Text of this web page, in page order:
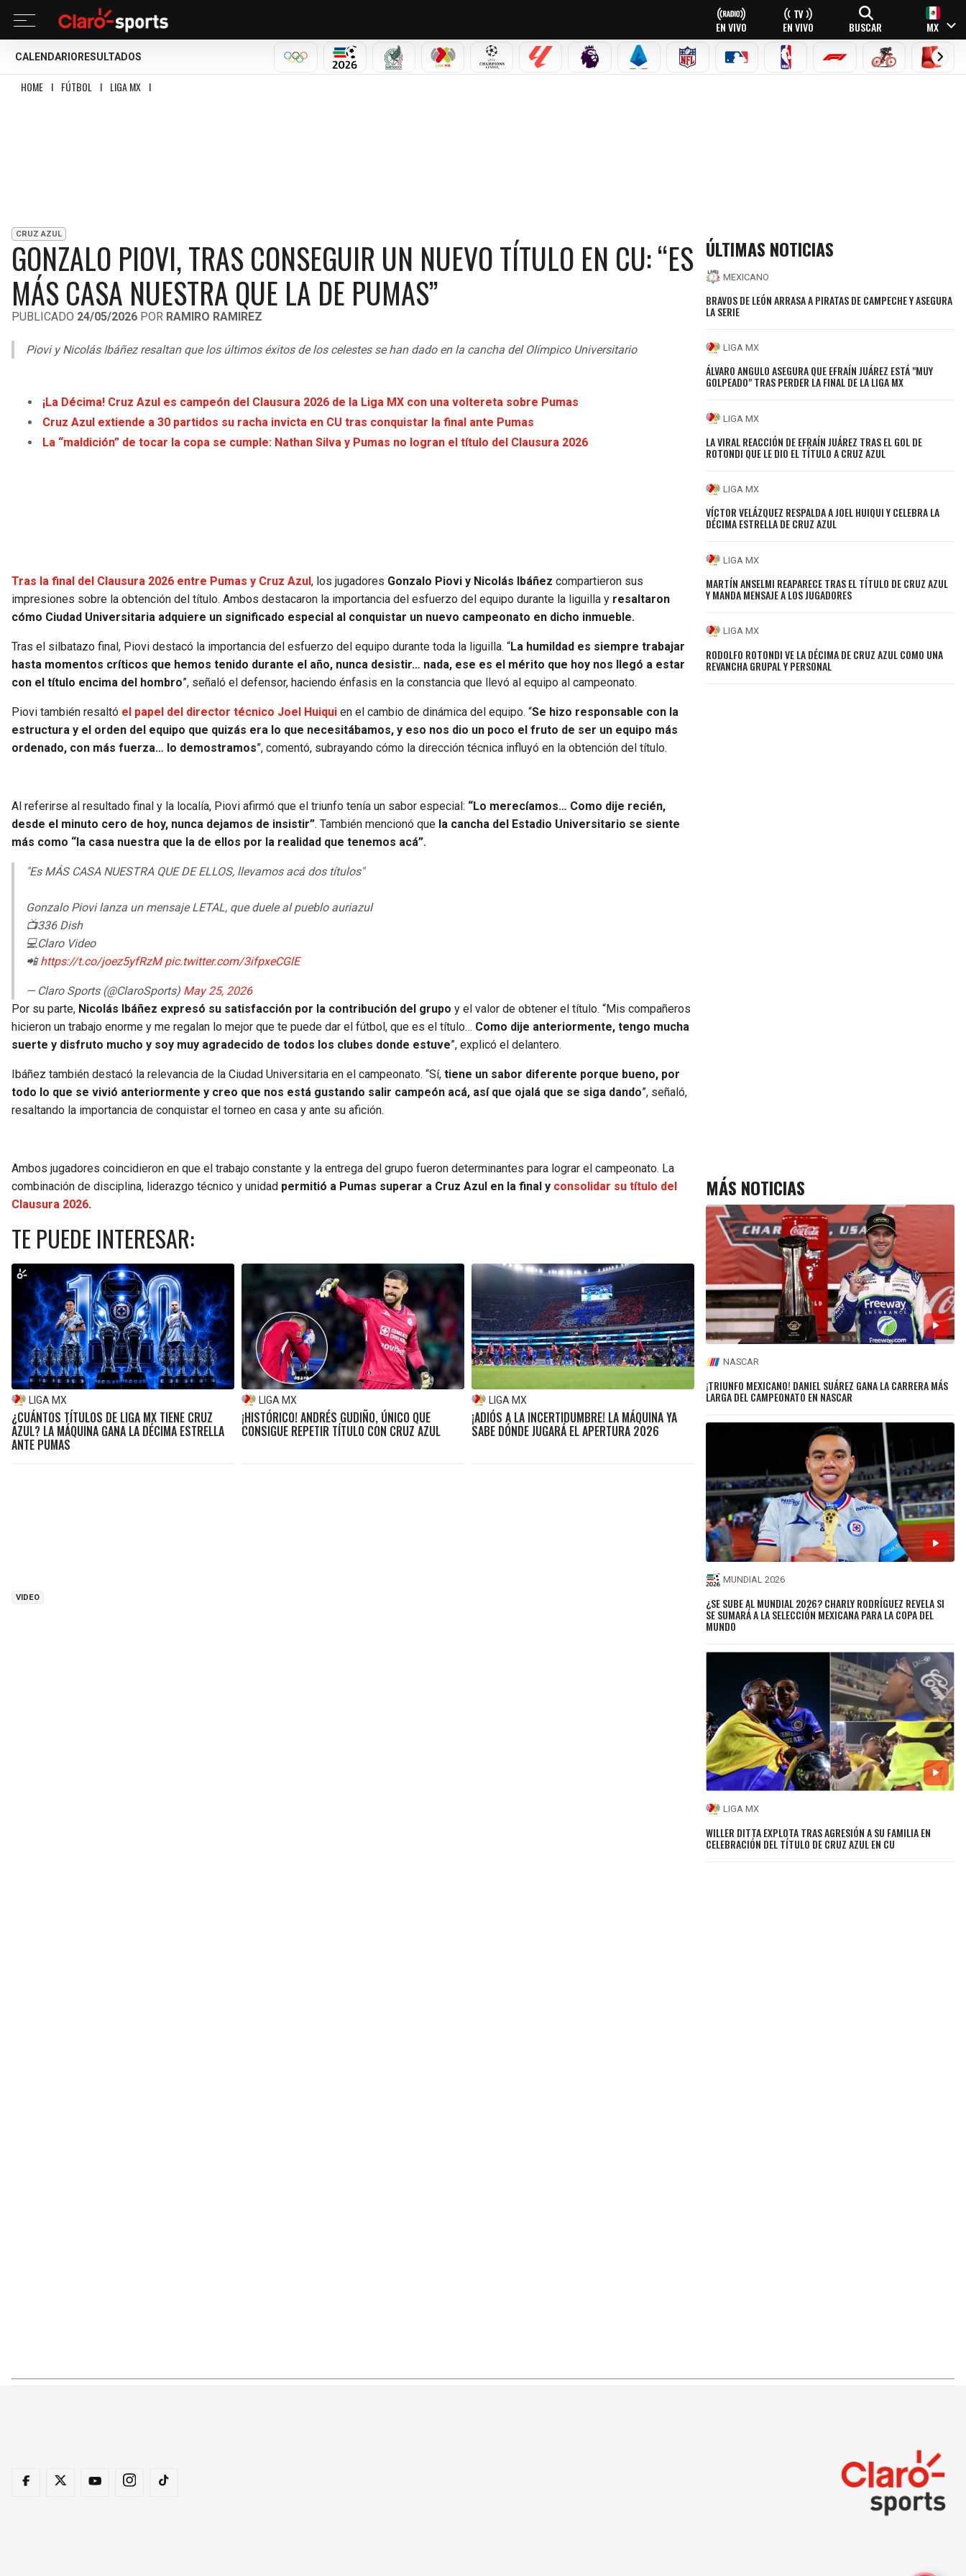
EN VIVO EN VIVO BUSCAR MX
CALENDARIO RESULTADOS
OLÍMPICOSMUNDIAL 2026SELECCIÓN MEXICANA
LIGA MX CHAMPIONS LEAGUE
LALIGA PREMIER LEAGUE
SERIE A NFL MLB NBA FÓRMULA 1CICLISMOBOXEO
HOME I FÚTBOL I LIGA MX I
CRUZ AZUL
GONZALO PIOVI, TRAS CONSEGUIR UN NUEVO TÍTULO EN CU: “ES
MÁS CASA NUESTRA QUE LA DE PUMAS”
PUBLICADO 24/05/2026 POR RAMIRO RAMIREZ
Piovi y Nicolás Ibáñez resaltan que los últimos éxitos de los celestes se han dado en la cancha del Olímpico Universitario
¡La Décima! Cruz Azul es campeón del Clausura 2026 de la Liga MX con una voltereta sobre Pumas
Cruz Azul extiende a 30 partidos su racha invicta en CU tras conquistar la final ante Pumas
La “maldición” de tocar la copa se cumple: Nathan Silva y Pumas no logran el título del Clausura 2026
Tras la final del Clausura 2026 entre Pumas y Cruz Azul , los jugadores Gonzalo Piovi y Nicolás Ibáñez compartieron sus
impresiones sobre la obtención del título. Ambos destacaron la importancia del esfuerzo del equipo durante la liguilla y resaltaron
cómo Ciudad Universitaria adquiere un significado especial al conquistar un nuevo campeonato en dicho inmueble.
Tras el silbatazo final, Piovi destacó la importancia del esfuerzo del equipo durante toda la liguilla. “La humildad es siempre trabajar
hasta momentos críticos que hemos tenido durante el año, nunca desistir… nada, ese es el mérito que hoy nos llegó a estar
con el título encima del hombro”, señaló el defensor, haciendo énfasis en la constancia que llevó al equipo al campeonato.
Piovi también resaltó el papel del director técnico Joel Huiqui en el cambio de dinámica del equipo. “Se hizo responsable con la
estructura y el orden del equipo que quizás era lo que necesitábamos, y eso nos dio un poco el fruto de ser un equipo más
ordenado, con más fuerza… lo demostramos”, comentó, subrayando cómo la dirección técnica influyó en la obtención del título.
Al referirse al resultado final y la localía, Piovi afirmó que el triunfo tenía un sabor especial: “Lo merecíamos… Como dije recién,
desde el minuto cero de hoy, nunca dejamos de insistir”. También mencionó que la cancha del Estadio Universitario se siente
más como “la casa nuestra que la de ellos por la realidad que tenemos acá”.
"Es MÁS CASA NUESTRA QUE DE ELLOS, llevamos acá dos títulos"
Gonzalo Piovi lanza un mensaje LETAL, que duele al pueblo auriazul
📺336 Dish
💻Claro Video
📲https://t.co/joez5yfRzM pic.twitter.com/3ifpxeCGlE
— Claro Sports (@ClaroSports) May 25, 2026
Por su parte, Nicolás Ibáñez expresó su satisfacción por la contribución del grupo y el valor de obtener el título. “Mis compañeros
hicieron un trabajo enorme y me regalan lo mejor que te puede dar el fútbol, que es el título… Como dije anteriormente, tengo mucha
suerte y disfruto mucho y soy muy agradecido de todos los clubes donde estuve”, explicó el delantero.
Ibáñez también destacó la relevancia de la Ciudad Universitaria en el campeonato. “Sí, tiene un sabor diferente porque bueno, por
todo lo que se vivió anteriormente y creo que nos está gustando salir campeón acá, así que ojalá que se siga dando”, señaló,
resaltando la importancia de conquistar el torneo en casa y ante su afición.
Ambos jugadores coincidieron en que el trabajo constante y la entrega del grupo fueron determinantes para lograr el campeonato. La
combinación de disciplina, liderazgo técnico y unidad permitió a Pumas superar a Cruz Azul en la final y consolidar su título del
Clausura 2026.
TE PUEDE INTERESAR:
LIGA MX
¿CUÁNTOS TÍTULOS DE LIGA MX TIENE CRUZ
AZUL? LA MÁQUINA GANA LA DÉCIMA ESTRELLA
ANTE PUMAS
LIGA MX
¡HISTÓRICO! ANDRÉS GUDIÑO, ÚNICO QUE
CONSIGUE REPETIR TÍTULO CON CRUZ AZUL
LIGA MX
¡ADIÓS A LA INCERTIDUMBRE! LA MÁQUINA YA
SABE DÓNDE JUGARÁ EL APERTURA 2026
VIDEO
ÚLTIMAS NOTICIAS
MEXICANO
BRAVOS DE LEÓN ARRASA A PIRATAS DE CAMPECHE Y ASEGURA
LA SERIE
LIGA MX
ÁLVARO ANGULO ASEGURA QUE EFRAÍN JUÁREZ ESTÁ "MUY
GOLPEADO" TRAS PERDER LA FINAL DE LA LIGA MX
LIGA MX
LA VIRAL REACCIÓN DE EFRAÍN JUÁREZ TRAS EL GOL DE
ROTONDI QUE LE DIO EL TÍTULO A CRUZ AZUL
LIGA MX
VÍCTOR VELÁZQUEZ RESPALDA A JOEL HUIQUI Y CELEBRA LA
DÉCIMA ESTRELLA DE CRUZ AZUL
LIGA MX
MARTÍN ANSELMI REAPARECE TRAS EL TÍTULO DE CRUZ AZUL
Y MANDA MENSAJE A LOS JUGADORES
LIGA MX
RODOLFO ROTONDI VE LA DÉCIMA DE CRUZ AZUL COMO UNA
REVANCHA GRUPAL Y PERSONAL
MÁS NOTICIAS
NASCAR
¡TRIUNFO MEXICANO! DANIEL SUÁREZ GANA LA CARRERA MÁS
LARGA DEL CAMPEONATO EN NASCAR
MUNDIAL 2026
¿SE SUBE AL MUNDIAL 2026? CHARLY RODRÍGUEZ REVELA SI
SE SUMARÁ A LA SELECCIÓN MEXICANA PARA LA COPA DEL
MUNDO
LIGA MX
WILLER DITTA EXPLOTA TRAS AGRESIÓN A SU FAMILIA EN
CELEBRACIÓN DEL TÍTULO DE CRUZ AZUL EN CU